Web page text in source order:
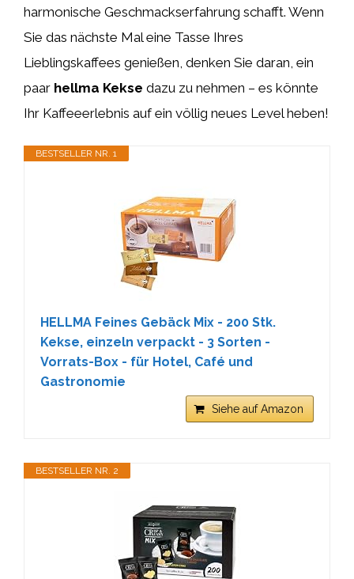
harmonische Geschmackserfahrung schafft. Wenn
Sie das nächste Mal eine Tasse Ihres
Lieblingskaffees genießen, denken Sie daran, ein
paar hellma Kekse dazu zu nehmen – es könnte
Ihr Kaffeeerlebnis auf ein völlig neues Level heben!
BESTSELLER NR. 1
HELLMA Feines Gebäck Mix - 200 Stk.
Kekse, einzeln verpackt - 3 Sorten -
Vorrats-Box - für Hotel, Café und
Gastronomie
Siehe auf Amazon
BESTSELLER NR. 2